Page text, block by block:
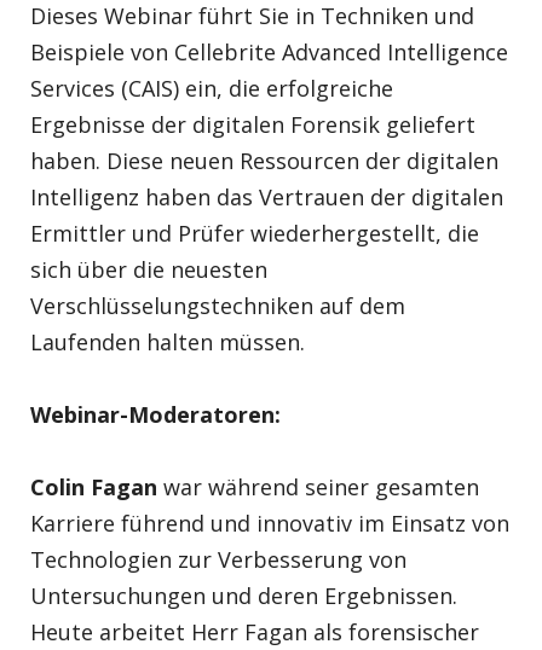
Dieses Webinar führt Sie in Techniken und
Beispiele von Cellebrite Advanced Intelligence
Services (CAIS) ein, die erfolgreiche
Ergebnisse der digitalen Forensik geliefert
haben. Diese neuen Ressourcen der digitalen
Intelligenz haben das Vertrauen der digitalen
Ermittler und Prüfer wiederhergestellt, die
sich über die neuesten
Verschlüsselungstechniken auf dem
Laufenden halten müssen.
Webinar-Moderatoren:
Colin Fagan war während seiner gesamten
Karriere führend und innovativ im Einsatz von
Technologien zur Verbesserung von
Untersuchungen und deren Ergebnissen.
Heute arbeitet Herr Fagan als forensischer